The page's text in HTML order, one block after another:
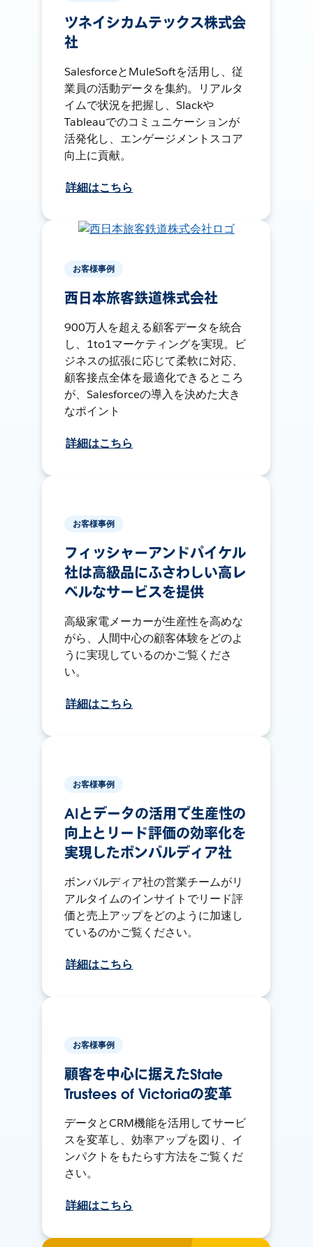
ツネイシカムテックス株式会
社
SalesforceとMuleSoftを活用し、従
業員の活動データを集約。リアルタ
イムで状況を把握し、Slackや
Tableauでのコミュニケーションが
活発化し、エンゲージメントスコア
向上に貢献。
詳細はこちら
お客様事例
西日本旅客鉄道株式会社
900万人を超える顧客データを統合
し、1to1マーケティングを実現。ビ
ジネスの拡張に応じて柔軟に対応、
顧客接点全体を最適化できるところ
が、Salesforceの導入を決めた大き
なポイント
詳細はこちら
お客様事例
フィッシャーアンドパイケル
社は高級品にふさわしい高レ
ベルなサービスを提供
高級家電メーカーが生産性を高めな
がら、人間中心の顧客体験をどのよ
うに実現しているのかご覧くださ
い。
詳細はこちら
お客様事例
AIとデータの活用で生産性の
向上とリード評価の効率化を
実現したボンバルディア社
ボンバルディア社の営業チームがリ
アルタイムのインサイトでリード評
価と売上アップをどのように加速し
ているのかご覧ください。
詳細はこちら
お客様事例
顧客を中心に据えたState
Trustees of Victoriaの変革
データとCRM機能を活用してサービ
スを変革し、効率アップを図り、イ
ンパクトをもたらす方法をご覧くだ
さい。
詳細はこちら